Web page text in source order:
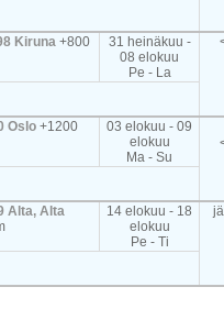
Kiruna+800
31 heinäkuu -
08 elokuu
Pe - La
Oslo+1200
03 elokuu - 09
elokuu
Ma - Su
Alta, Alta
14 elokuu - 18
elokuu
Pe - Ti